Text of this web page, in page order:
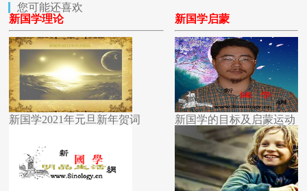
您可能还喜欢
新国学理论
新国学2021年元旦新年贺词
新国学启蒙
新国学的目标及启蒙运动